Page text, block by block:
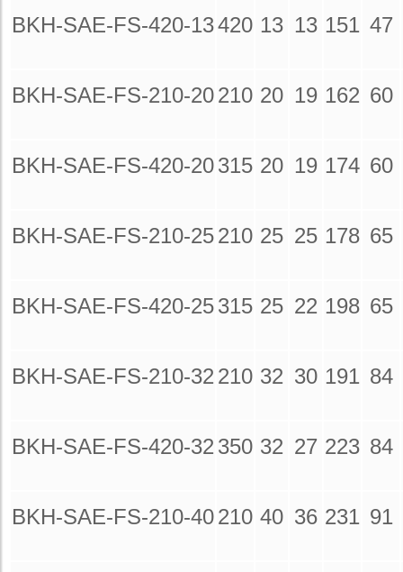
BKH-SAE-FS-420-13420 13 13 151 47
BKH-SAE-FS-210-20210 20 19 162 60
BKH-SAE-FS-420-20315 20 19 174 60
BKH-SAE-FS-210-25210 25 25 178 65
BKH-SAE-FS-420-25315 25 22 198 65
BKH-SAE-FS-210-32 210 32 30 191 84
BKH-SAE-FS-420-32 350 32 27 223 84
BKH-SAE-FS-210-40210 40 36 231 91